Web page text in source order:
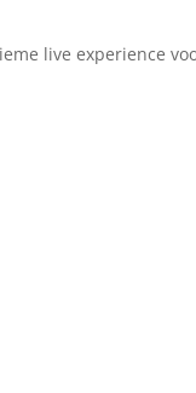
live experience